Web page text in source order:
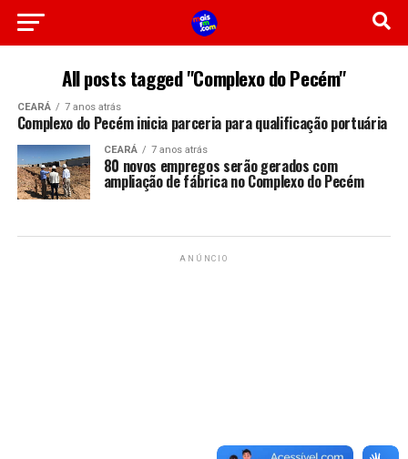
All posts tagged "Complexo do Pecém"
CEARÁ 7 anos atrás
Complexo do Pecém inicia parceria para qualificação portuária
CEARÁ 7 anos atrás
80 novos empregos serão gerados com
ampliação de fábrica no Complexo do Pecém
ANÚNCIO